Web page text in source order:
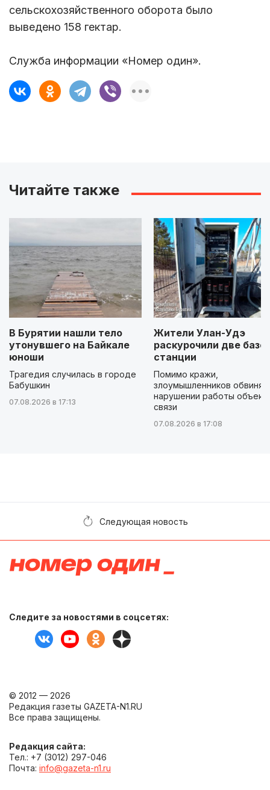
сельскохозяйственного оборота было
выведено 158 гектар.
Служба информации «Номер один».
Читайте также
В Бурятии нашли тело
утонувшего на Байкале
юноши
Трагедия случилась в городе
Бабушкин
07.08.2026 в 17:13
Жители Улан-Удэ
раскурочили две
станции
Помимо кражи,
злоумышленников
нарушении работы
связи
07.08.2026 в 17:08
Следующая новость
Следите за новостями в соцсетях:
© 2012 — 2026
Редакция газеты GAZETA-N1.RU
Все права защищены.
Редакция сайта:
Тел.: +7 (3012) 297-046
Почта: info@gazeta-n1.ru